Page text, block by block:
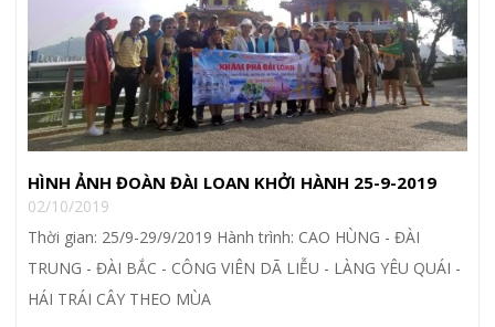
HÌNH ẢNH ĐOÀN ĐÀI LOAN KHỞI HÀNH 25-9-2019
02/10/2019
Thời gian: 25/9-29/9/2019 Hành trình: CAO HÙNG - ĐÀI
TRUNG - ĐÀI BẮC - CÔNG VIÊN DÃ LIỄU - LÀNG YÊU QUÁI -
HÁI TRÁI CÂY THEO MÙA